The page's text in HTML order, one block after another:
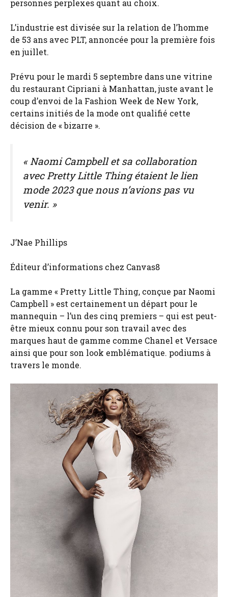
personnes perplexes quant au choix.
L’industrie est divisée sur la relation de l’homme
de 53 ans avec PLT, annoncée pour la première fois
en juillet.
Prévu pour le mardi 5 septembre dans une vitrine
du restaurant Cipriani à Manhattan, juste avant le
coup d’envoi de la Fashion Week de New York,
certains initiés de la mode ont qualifié cette
décision de « bizarre ».
« Naomi Campbell et sa collaboration
avec Pretty Little Thing étaient le lien
mode 2023 que nous n’avions pas vu
venir. »
J’Nae Phillips
Éditeur d’informations chez Canvas8
La gamme « Pretty Little Thing, conçue par Naomi
Campbell » est certainement un départ pour le
mannequin – l’un des cinq premiers – qui est peut-
être mieux connu pour son travail avec des
marques haut de gamme comme Chanel et Versace
ainsi que pour son look emblématique. podiums à
travers le monde.